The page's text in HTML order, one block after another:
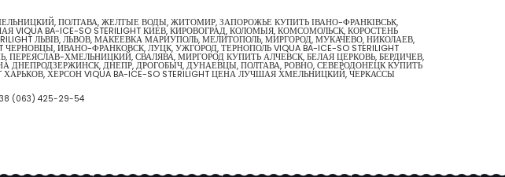
ПОЛТАВА, ЖЕЛТЫЕ ВОДЫ, ЖИТОМИР, ЗАПОРОЖЬЕ КУПИТЬ ІВАНО-ФРАНКІВСЬК,
BA-ICE-SO STERILIGHT КИЕВ, КИРОВОГРАД, КОЛОМЫЯ, КОМСОМОЛЬСК, КОРОСТЕНЬ
ЛЬВІВ, ЛЬВОВ, МАКЕЕВКА МАРИУПОЛЬ, МЕЛИТОПОЛЬ, МИРГОРОД, МУКАЧЕВО, НИКОЛАЕВ,
ИВАНО-ФРАНКОВСК, ЛУЦК, УЖГОРОД, ТЕРНОПОЛЬ VIQUA BA-ICE-SO STERILIGHT
ПЕРЕЯСЛАВ-ХМЕЛЬНИЦКИЙ, СВАЛЯВА, МИРГОРОД КУПИТЬ АЛЧЕВСК, БЕЛАЯ ЦЕРКОВЬ, БЕРДИЧЕВ,
ДНЕПРОДЗЕРЖИНСК, ДНЕПР, ДРОГОБЫЧ, ДУНАЕВЦЫ, ПОЛТАВА, РОВНО, СЕВЕРОДОНЕЦК КУПИТЬ
ХЕРСОН VIQUA BA-ICE-SO STERILIGHT ЦЕНА ЛУЧШАЯ ХМЕЛЬНИЦКИЙ, ЧЕРКАССЫ
(063) 425-29-54